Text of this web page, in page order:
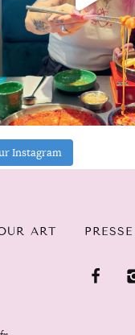
Instagram
ART PRESSE